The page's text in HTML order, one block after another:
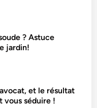
? Astuce
jardin!
et le résultat
vous séduire !